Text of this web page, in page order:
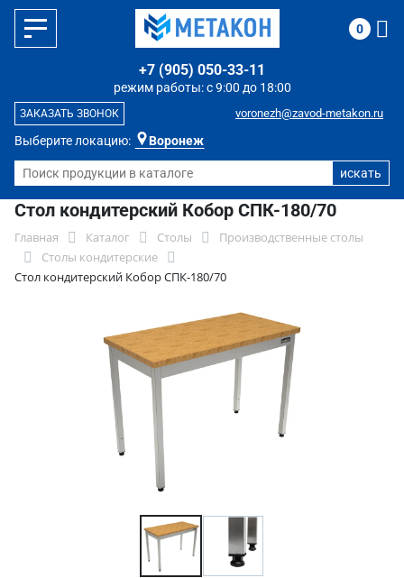
Выберите локацию: Воронеж
режим работы: с 9:00 до 18:00
+7 (905) 050-33-11
voronezh@zavod-metakon.ru
ЗАКАЗАТЬ ЗВОНОК
0
Стол кондитерский Кобор СПК-180/70
Главная Каталог Столы
Производственные столы
Столы кондитерские
Стол кондитерский Кобор СПК-180/70